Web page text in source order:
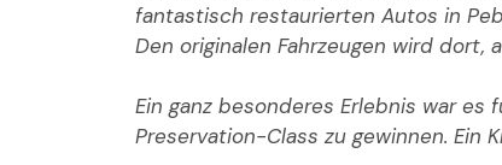
fantastisch restaurierten Autos in
Den originalen Fahrzeugen wird dort,
Ein ganz besonderes Erlebnis war
Preservation-Class zu gewinnen. Ein